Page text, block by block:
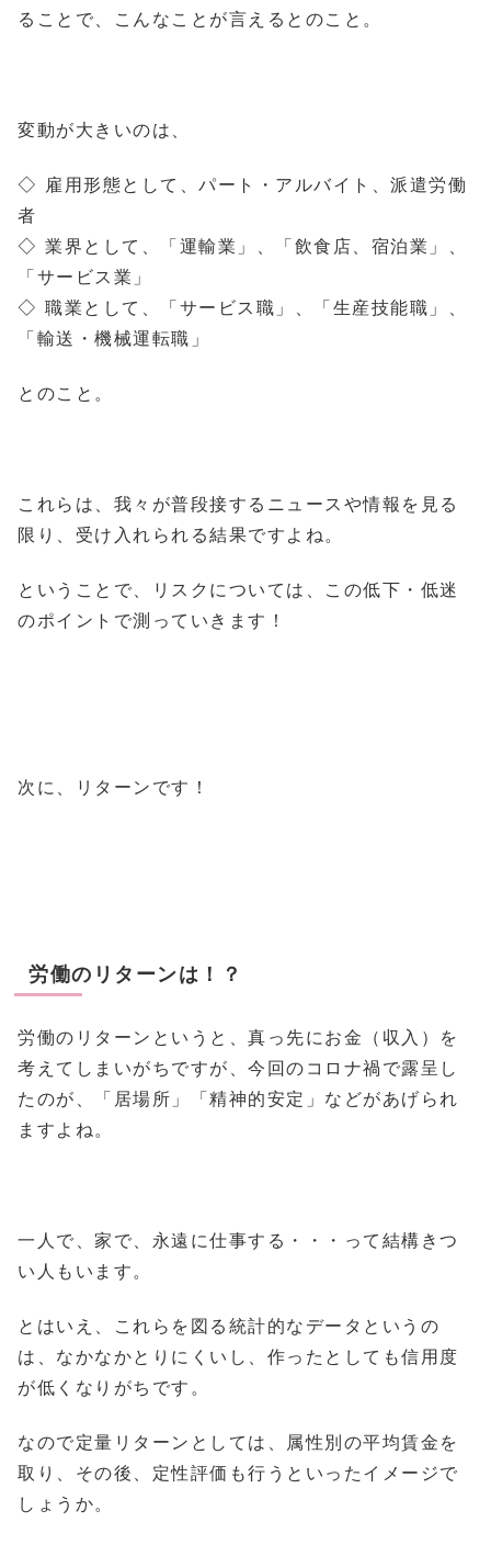
ることで、こんなことが言えるとのこと。
変動が大きいのは、
◇ 雇用形態として、パート・アルバイト、派遣労働
者
◇ 業界として、「運輸業」、「飲食店、宿泊業」、
「サービス業」
◇ 職業として、「サービス職」、「生産技能職」、
「輸送・機械運転職」
とのこと。
これらは、我々が普段接するニュースや情報を見る
限り、受け入れられる結果ですよね。
ということで、リスクについては、この低下・低迷
のポイントで測っていきます！
次に、リターンです！
労働のリターンは！？
労働のリターンというと、真っ先にお金（収入）を
考えてしまいがちですが、今回のコロナ禍で露呈し
たのが、「居場所」「精神的安定」などがあげられ
ますよね。
一人で、家で、永遠に仕事する・・・って結構きつ
い人もいます。
とはいえ、これらを図る統計的なデータというの
は、なかなかとりにくいし、作ったとしても信用度
が低くなりがちです。
なので定量リターンとしては、属性別の平均賃金を
取り、その後、定性評価も行うといったイメージで
しょうか。